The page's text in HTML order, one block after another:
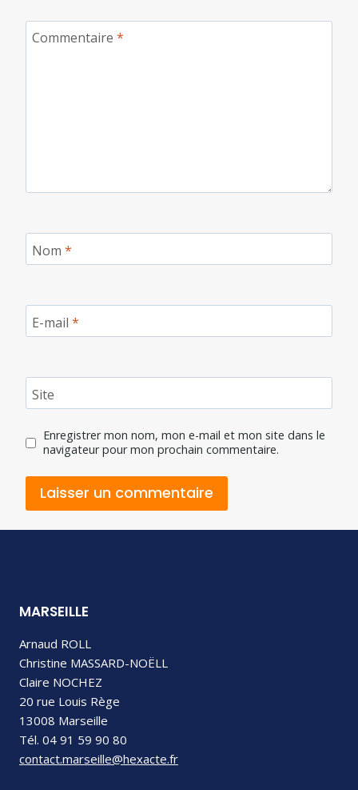
Commentaire *
Nom *
E-mail *
Site
Enregistrer mon nom, mon e-mail et mon site dans le
navigateur pour mon prochain commentaire.
MARSEILLE
Arnaud ROLL
Christine MASSARD-NOËLL
Claire NOCHEZ
20 rue Louis Rège
13008 Marseille
Tél. 04 91 59 90 80
contact.marseille@hexacte.fr